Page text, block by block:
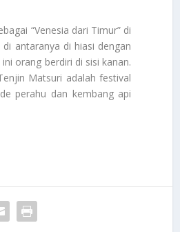
“Venesia dari Timur” di
antaranya di hiasi dengan
orang berdiri di sisi kanan.
Matsuri adalah festival
perahu dan kembang api